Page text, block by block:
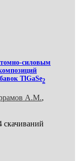
силовым
TlGaSe2
А.М.,
скачиваний